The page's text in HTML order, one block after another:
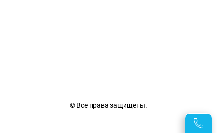
© Все права защищены.